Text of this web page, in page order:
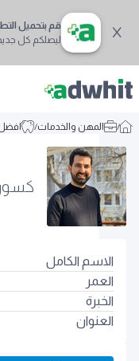
قم بتحميل
ليصلكم كل
/ المهن والخدمات/
الاسم الكامل
العمر
الخبرة
العنوان